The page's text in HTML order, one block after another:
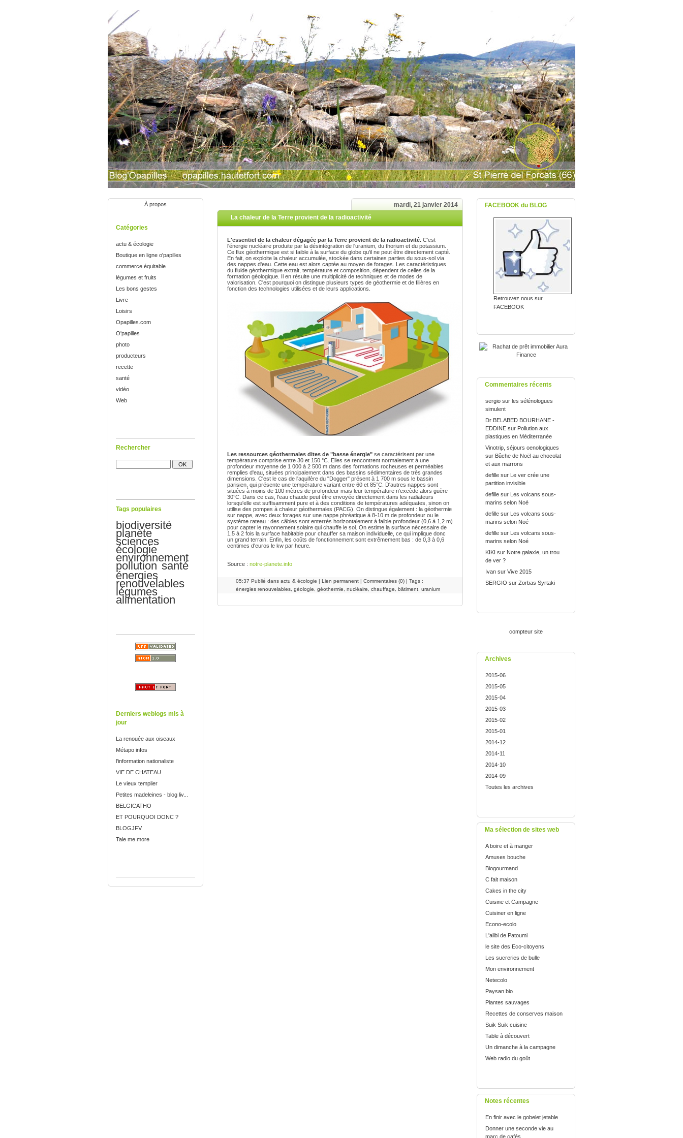
À propos
Catégories
actu & écologie
Boutique en ligne o'papilles
commerce équitable
légumes et fruits
Les bons gestes
Livre
Loisirs
Opapilles.com
O'papilles
photo
producteurs
recette
santé
vidéo
Web
Rechercher
Tags populaires
biodiversité
planète
sciences
écologie
environnement
pollution santé
énergies
renouvelables
légumes
alimentation
Derniers weblogs mis à
jour
La renouée aux oiseaux
Métapo infos
l'information nationaliste
VIE DE CHATEAU
Le vieux templier
Petites madeleines - blog liv...
BELGICATHO
ET POURQUOI DONC ?
BLOGJFV
Tale me more
FACEBOOK du BLOG
Retrouvez nous sur
FACEBOOK
Commentaires récents
sergio sur les sélénologues
simulent
Dr BELABED BOURHANE -
EDDINE sur Pollution aux
plastiques en Méditerranée
Vinotrip, séjours oenologiques
sur Bûche de Noël au chocolat
et aux marrons
defille sur Le ver crée une
partition invisible
defille sur Les volcans sous-
marins selon Noé
defille sur Les volcans sous-
marins selon Noé
defille sur Les volcans sous-
marins selon Noé
KIKI sur Notre galaxie, un trou
de ver ?
Ivan sur Vive 2015
SERGIO sur Zorbas Syrtaki
compteur site
Archives
2015-06
2015-05
2015-04
2015-03
2015-02
2015-01
2014-12
2014-11
2014-10
2014-09
Toutes les archives
Ma sélection de sites web
A boire et à manger
Amuses bouche
Biogourmand
C fait maison
Cakes in the city
Cuisine et Campagne
Cuisiner en ligne
Econo-ecolo
L'alibi de Patoumi
le site des Eco-citoyens
Les sucreries de bulle
Mon environnement
Netecolo
Paysan bio
Plantes sauvages
Recettes de conserves maison
Suik Suik cuisine
Table à découvert
Un dimanche à la campagne
Web radio du goût
Notes récentes
En finir avec le gobelet jetable
Donner une seconde vie au
marc de cafés
mardi, 21 janvier 2014
La chaleur de la Terre provient de la radioactivité
L'essentiel de la chaleur dégagée par la Terre provient de la radioactivité. C'est
l'énergie nucléaire produite par la désintégration de l'uranium, du thorium et du potassium.
Ce flux géothermique est si faible à la surface du globe qu'il ne peut être directement capté.
En fait, on exploite la chaleur accumulée, stockée dans certaines parties du sous-sol via
des nappes d'eau. Cette eau est alors captée au moyen de forages. Les caractéristiques
du fluide géothermique extrait, température et composition, dépendent de celles de la
formation géologique. Il en résulte une multiplicité de techniques et de modes de
valorisation. C'est pourquoi on distingue plusieurs types de géothermie et de filières en
fonction des technologies utilisées et de leurs applications.
Les ressources géothermales dites de "basse énergie" se caractérisent par une
température comprise entre 30 et 150 °C. Elles se rencontrent normalement à une
profondeur moyenne de 1 000 à 2 500 m dans des formations rocheuses et perméables
remplies d'eau, situées principalement dans des bassins sédimentaires de très grandes
dimensions. C'est le cas de l'aquifère du "Dogger" présent à 1 700 m sous le bassin
parisien, qui présente une température variant entre 60 et 85°C. D'autres nappes sont
situées à moins de 100 mètres de profondeur mais leur température n'excède alors guère
30°C. Dans ce cas, l'eau chaude peut être envoyée directement dans les radiateurs
lorsqu'elle est suffisamment pure et à des conditions de températures adéquates, sinon on
utilise des pompes à chaleur géothermales (PACG). On distingue également : la géothermie
sur nappe, avec deux forages sur une nappe phréatique à 8-10 m de profondeur ou le
système rateau : des câbles sont enterrés horizontalement à faible profondeur (0,6 à 1,2 m)
pour capter le rayonnement solaire qui chauffe le sol. On estime la surface nécessaire de
1,5 à 2 fois la surface habitable pour chauffer sa maison individuelle, ce qui implique donc
un grand terrain. Enfin, les coûts de fonctionnement sont extrêmement bas : de 0,3 à 0,6
centimes d'euros le kw par heure.
Source : notre-planete.info
05:37 Publié dans actu & écologie | Lien permanent | Commentaires (0) | Tags :
énergies renouvelables géologie géothermie nucléaire chauffage bâtiment uranium